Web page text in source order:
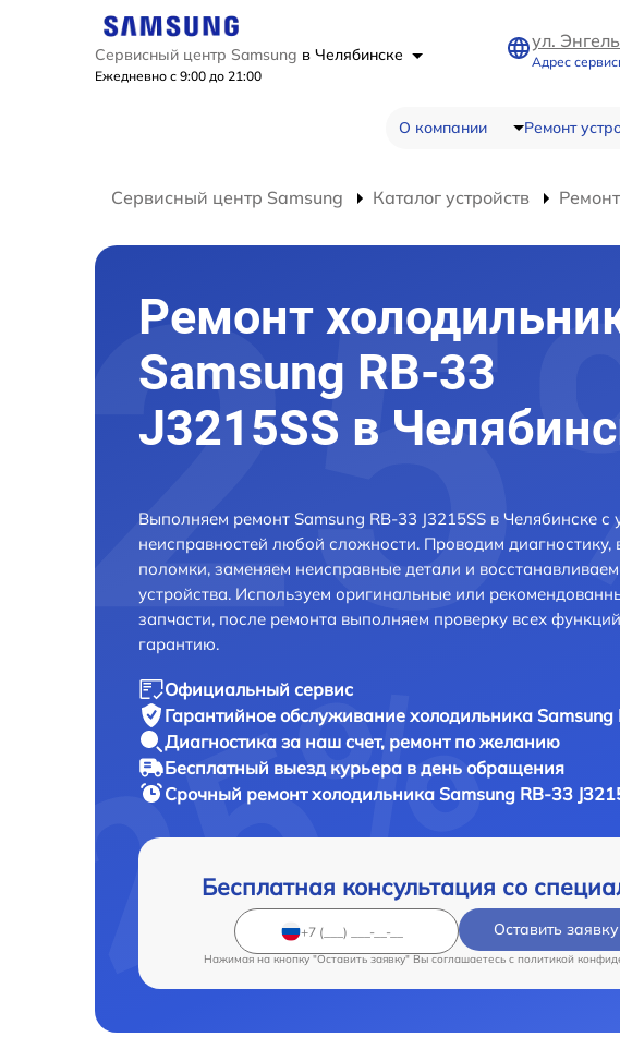
Сервисный центр Samsung в Челябинске
Ежедневно с 9:00 до 21:00
ул.
Адрес
О компании Ремонт
Сервисный центр Samsung Каталог устройств
Ремонт
Samsung RB-33
J3215SS в
Выполняем ремонт Samsung RB-33 J3215SS в Челябинске с
неисправностей любой сложности. Проводим
поломки, заменяем неисправные детали и
устройства. Используем оригинальные или
запчасти, после ремонта выполняем проверку всех
гарантию.
Официальный сервис
Гарантийное обслуживание холодильника Samsung
Диагностика за наш счет, ремонт по желанию
Бесплатный выезд курьера в день обращения
Срочный ремонтхолодильника Samsung RB-33
Бесплатная консультация со
Оставить заявку
Нажимая на кнопку "Оставить заявку" Вы соглашаетесь c политикой